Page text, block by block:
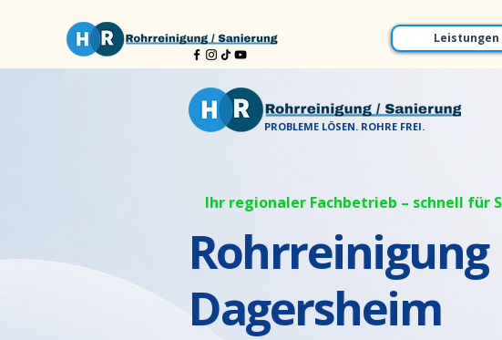
Leistungen
PROBLEME LÖSEN. ROHRE FREI.
Ihr regionaler Fachbetrieb – schnell für
Rohrreinigung
Dagersheim